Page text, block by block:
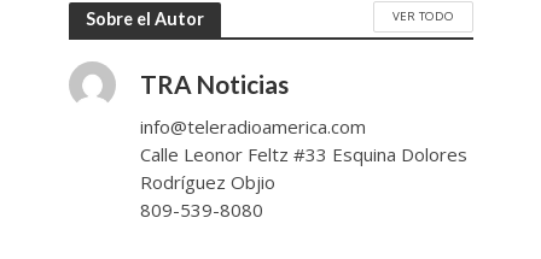
Sobre el Autor VER TODO
TRA Noticias
info@teleradioamerica.com
Calle Leonor Feltz #33 Esquina Dolores
Rodríguez Objio
809-539-8080